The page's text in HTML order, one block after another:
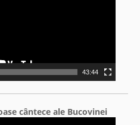
43:44
cântece ale Bucovinei